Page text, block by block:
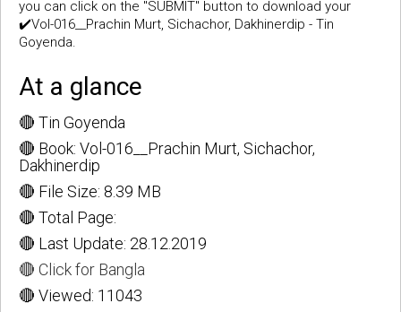
you can click on the "SUBMIT" button to download your
✔️Vol-016__Prachin Murt, Sichachor, Dakhinerdip - Tin
Goyenda.
At a glance
🔴 Tin Goyenda
🔴 Book: Vol-016__Prachin Murt, Sichachor,
Dakhinerdip
🔴 File Size: 8.39 MB
🔴 Total Page:
🔴 Last Update: 28.12.2019
🔴 Click for Bangla
🔴 Viewed: 11043